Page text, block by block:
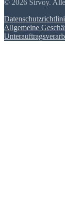
© 2026 Sirvoy.
Allgemeine